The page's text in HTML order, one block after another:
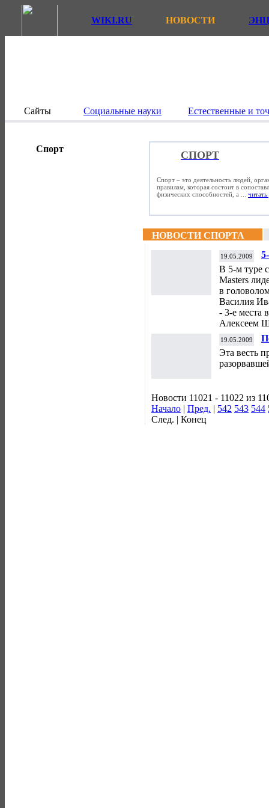
WIKI.RU НОВОСТИ
Сайты Социальные науки Естественные и
Спорт
СПОРТ
Спорт – это деятельность людей,
правилам, которая состоит в
физических способностей, а ... читать
НОВОСТИ СПОРТА
19.05.2009
В 5-м туре
Masters
в
Василия
- 3-е места
Алексеем
19.05.2009
Эта весть
Новости 11021 - 11022 из
Начало | Пред. | 542 543 544
След. | Конец